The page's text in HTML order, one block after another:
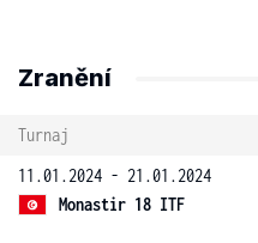
Zranění
Turnaj
11.01.2024 - 21.01.2024
Monastir 18 ITF